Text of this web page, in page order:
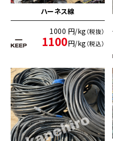
ハーネス線
1000 円/kg （税抜）
1100円/kg （税込）